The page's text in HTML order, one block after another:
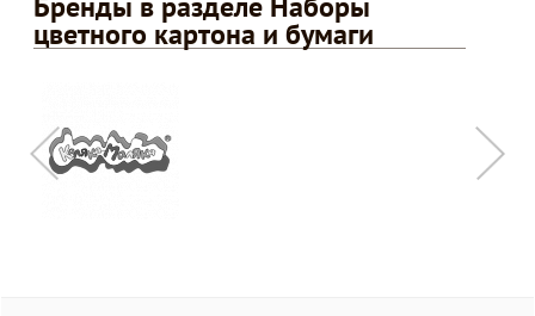
цветного картона и бумаги